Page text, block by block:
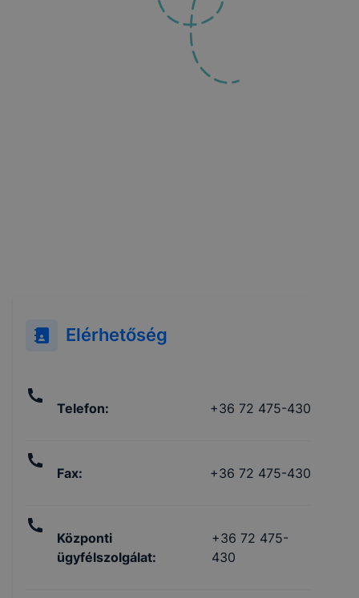
Elérhetőség
Telefon: +36 72 475-430
Fax: +36 72 475-430
Központi
ügyfélszolgálat:
+36 72 475-
430